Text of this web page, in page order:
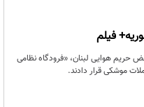
فیلم
حریم هوایی لبنان، «فرودگاه نظامی
موشکی قرار دادند.